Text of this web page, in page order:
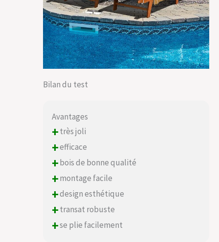
Bilan du test
Avantages
+très joli
+efficace
+bois de bonne qualité
+montage facile
+design esthétique
+transat robuste
+se plie facilement